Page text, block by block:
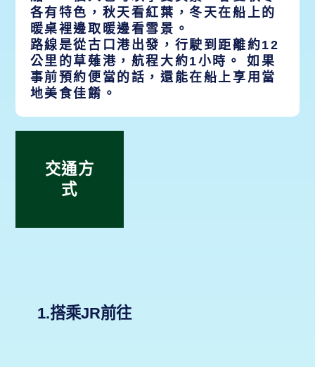
各有特色，秋天看紅葉，冬天在船上的
暖桌裡邊取暖邊看雪景。
路線是從古口港出發，行駛到距離約12
公里的草薙港，航程大約1小時。 如果
事前預約便當的話，還能在船上享用當
地美食佳餚。
交通方
式
1.搭乘JR前往